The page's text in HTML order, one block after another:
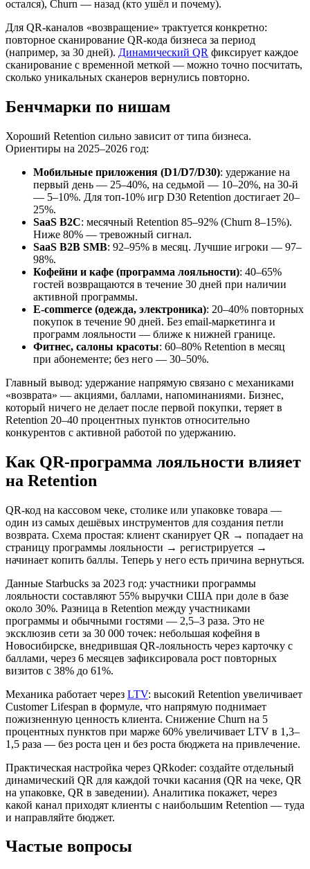
остался), Churn — назад (кто ушёл и почему).
Для QR-каналов «возвращение» трактуется конкретно:
повторное сканирование QR-кода бизнеса за период
(например, за 30 дней). Динамический QR фиксирует каждое
сканирование с временной меткой — можно точно посчитать,
сколько уникальных сканеров вернулись повторно.
Бенчмарки по нишам
Хороший Retention сильно зависит от типа бизнеса.
Ориентиры на 2025–2026 год:
Мобильные приложения (D1/D7/D30): удержание на
первый день — 25–40%, на седьмой — 10–20%, на 30-й
— 5–10%. Для топ-10% игр D30 Retention достигает 20–
25%.
SaaS B2C: месячный Retention 85–92% (Churn 8–15%).
Ниже 80% — тревожный сигнал.
SaaS B2B SMB: 92–95% в месяц. Лучшие игроки — 97–
98%.
Кофейни и кафе (программа лояльности): 40–65%
гостей возвращаются в течение 30 дней при наличии
активной программы.
E-commerce (одежда, электроника): 20–40% повторных
покупок в течение 90 дней. Без email-маркетинга и
программ лояльности — ближе к нижней границе.
Фитнес, салоны красоты: 60–80% Retention в месяц
при абонементе; без него — 30–50%.
Главный вывод: удержание напрямую связано с механиками
«возврата» — акциями, баллами, напоминаниями. Бизнес,
который ничего не делает после первой покупки, теряет в
Retention 20–40 процентных пунктов относительно
конкурентов с активной работой по удержанию.
Как QR-программа лояльности влияет
на Retention
QR-код на кассовом чеке, столике или упаковке товара —
один из самых дешёвых инструментов для создания петли
возврата. Схема простая: клиент сканирует QR → попадает на
страницу программы лояльности → регистрируется →
начинает копить баллы. Теперь у него есть причина вернуться.
Данные Starbucks за 2023 год: участники программы
лояльности составляют 55% выручки США при доле в базе
около 30%. Разница в Retention между участниками
программы и обычными гостями — 2,5–3 раза. Это не
эксклюзив сети за 30 000 точек: небольшая кофейня в
Новосибирске, внедрившая QR-лояльность через карточку с
баллами, через 6 месяцев зафиксировала рост повторных
визитов с 38% до 61%.
Механика работает через LTV: высокий Retention увеличивает
Customer Lifespan в формуле, что напрямую поднимает
пожизненную ценность клиента. Снижение Churn на 5
процентных пунктов при марже 60% увеличивает LTV в 1,3–
1,5 раза — без роста цен и без роста бюджета на привлечение.
Практическая настройка через QRkoder: создайте отдельный
динамический QR для каждой точки касания (QR на чеке, QR
на упаковке, QR в заведении). Аналитика покажет, через
какой канал приходят клиенты с наибольшим Retention — туда
и направляйте бюджет.
Частые вопросы